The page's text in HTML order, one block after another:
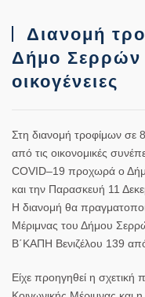
Διανομή
Δήμο Σερρών
οικογένειες
Στη διανομή τροφίμων σε
από τις οικονομικές
COVID–19 προχωρά ο
και την Παρασκευή 11
Η διανομή θα
Μέριμνας του Δήμου
Β΄ΚΑΠΗ Βενιζέλου 139
Είχε προηγηθεί η